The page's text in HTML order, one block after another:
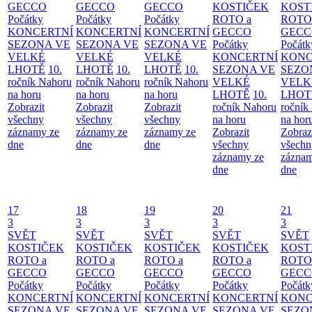
GECCO
Počátky
KONCERTNÍ
SEZONA VE
VELKÉ
LHOTĚ 10.
ročník Nahoru
na horu
Zobrazit
všechny
záznamy ze
dne
GECCO
Počátky
KONCERTNÍ
SEZONA VE
VELKÉ
LHOTĚ 10.
ročník Nahoru
na horu
Zobrazit
všechny
záznamy ze
dne
GECCO
Počátky
KONCERTNÍ
SEZONA VE
VELKÉ
LHOTĚ 10.
ročník Nahoru
na horu
Zobrazit
všechny
záznamy ze
dne
KOSTIČEK
ROTO a
GECCO
Počátky
KONCERTNÍ
SEZONA VE
VELKÉ
LHOTĚ 10.
ročník Nahoru
na horu
Zobrazit
všechny
záznamy ze
dne
ročník
na
dne
17
3
SVĚT
KOSTIČEK
ROTO a
GECCO
Počátky
KONCERTNÍ
18
3
SVĚT
KOSTIČEK
ROTO a
GECCO
Počátky
KONCERTNÍ
19
3
SVĚT
KOSTIČEK
ROTO a
GECCO
Počátky
KONCERTNÍ
20
3
SVĚT
KOSTIČEK
ROTO a
GECCO
Počátky
KONCERTNÍ
21
3
SVĚT